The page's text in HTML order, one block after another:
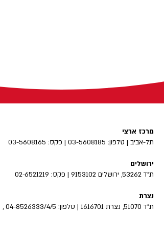
מרכז ארצי
תל-אביב | טלפון: 03-5608185 | פקס: 03-5608165
ירושלים
ת"ד 53262, ירושלים 9153102 | פקס: 02-6521219
נצרת
ת"ד 51070, נצרת 1616701 | טלפון: 04-8526333/4/5 , פקס: 04-8526331